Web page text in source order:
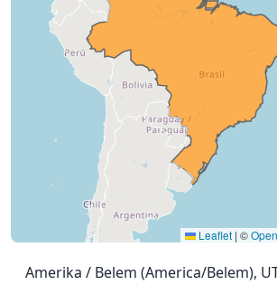
Leaflet | ©
Amerika / Belem (America/Belem),